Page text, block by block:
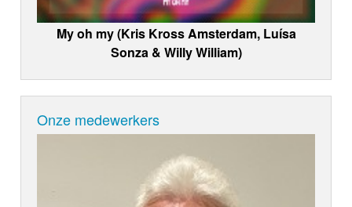
My oh my (Kris Kross Amsterdam, Luísa
Sonza & Willy William)
Onze medewerkers